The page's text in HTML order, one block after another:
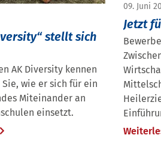
stellt sich
AK Diversity kennen
wie er sich für ein
Miteinander an
einsetzt.
09. Juni
Jetzt